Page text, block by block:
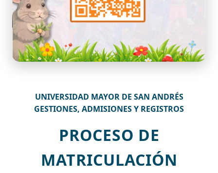
UNIVERSIDAD MAYOR DE SAN ANDRÉS
GESTIONES, ADMISIONES Y REGISTROS
PROCESO DE
MATRICULACIÓN